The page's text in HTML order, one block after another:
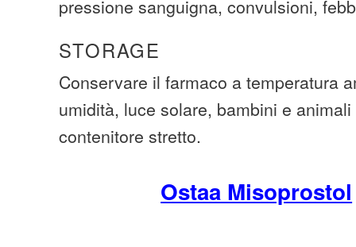
pressione sanguigna, convulsioni,
STORAGE
Conservare il farmaco a temperatura
umidità, luce solare, bambini e
contenitore stretto.
Ostaa Misoprostol